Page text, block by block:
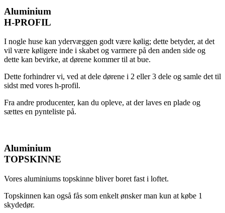
Aluminium
H-PROFIL
I nogle huse kan ydervæggen godt være kølig; dette betyder, at det
vil være køligere inde i skabet og varmere på den anden side og
dette kan bevirke, at dørene kommer til at bue.
Dette forhindrer vi, ved at dele dørene i 2 eller 3 dele og samle det til
sidst med vores h-profil.
Fra andre producenter, kan du opleve, at der laves en plade og
sættes en pynteliste på.
Aluminium
TOPSKINNE
Vores aluminiums topskinne bliver boret fast i loftet.
Topskinnen kan også fås som enkelt ønsker man kun at købe 1
skydedør.